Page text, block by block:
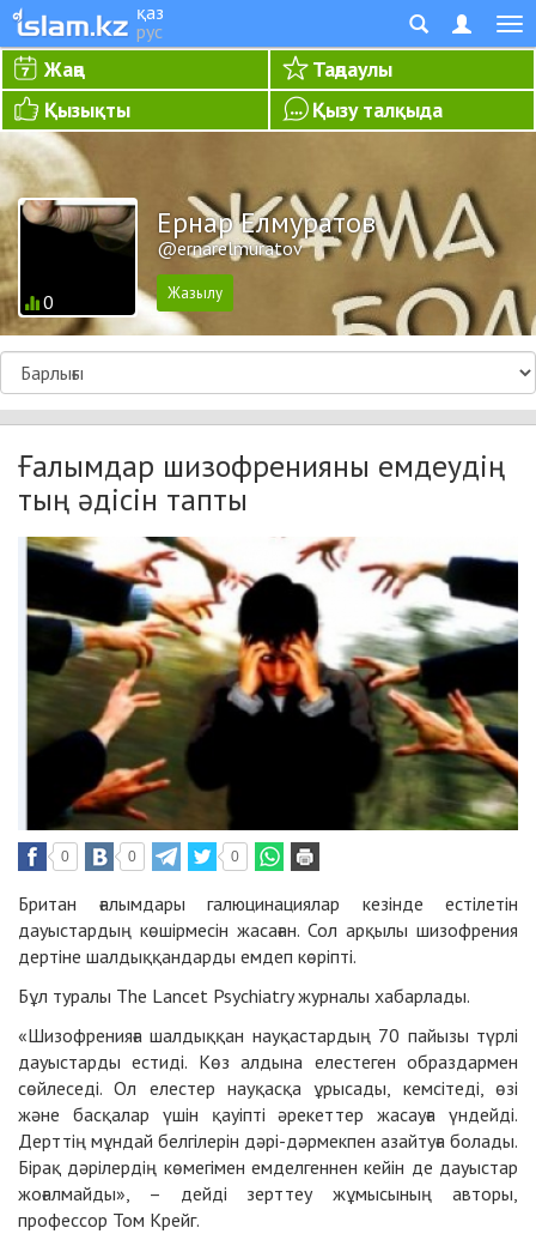
қаз
рус
Жаңа
Таңдаулы
Қызықты
Қызу талқыда
0
Ернар Елмуратов
@ernarelmuratov
Ғалымдар шизофренияны емдеудің
тың әдісін тапты
0 0 0
Британ ғалымдары галюцинациялар кезінде естілетін
дауыстардың көшірмесін жасаған. Сол арқылы шизофрения
дертіне шалдыққандарды емдеп көріпті.
Бұл туралы The Lancet Psychiatryжурналы хабарлады.
«Шизофренияға шалдыққан науқастардың 70 пайызы түрлі
дауыстарды естиді. Көз алдына елестеген образдармен
сөйлеседі. Ол елестер науқасқа ұрысады, кемсітеді, өзі
және басқалар үшін қауіпті әрекеттер жасауға үндейді.
Дерттің мұндай белгілерін дәрі-дәрмекпен азайтуға болады.
Бірақ дәрілердің көмегімен емделгеннен кейін де дауыстар
жоғалмайды», – дейді зерттеу жұмысының авторы,
профессор Том Крейг.